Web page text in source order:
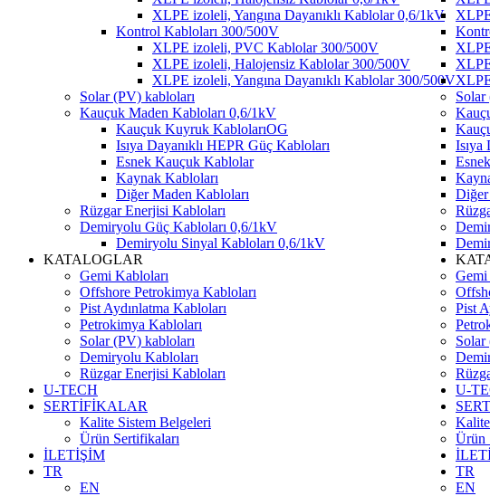
XLPE izoleli, Yangına Dayanıklı Kablolar 0,6/1kV
Kontrol Kabloları 300/500V
XLPE izoleli, PVC Kablolar 300/500V
XLPE izoleli, Halojensiz Kablolar 300/500V
XLPE izoleli, Yangına Dayanıklı Kablolar 300/500V
Solar (PV) kabloları
Kauçuk Maden Kabloları 0,6/1kV
Kauçuk Kuyruk KablolarıOG
Isıya Dayanıklı HEPR Güç Kabloları
Esnek Kauçuk Kablolar
Kaynak Kabloları
Diğer Maden Kabloları
Rüzgar Enerjisi Kabloları
Demiryolu Güç Kabloları 0,6/1kV
Demiryolu Sinyal Kabloları 0,6/1kV
KATALOGLAR
Gemi Kabloları
Offshore Petrokimya Kabloları
Pist Aydınlatma Kabloları
Petrokimya Kabloları
Solar (PV) kabloları
Demiryolu Kabloları
Rüzgar Enerjisi Kabloları
U-TECH
SERTİFİKALAR
Kalite Sistem Belgeleri
Ürün Sertifikaları
İLETİŞİM
TR
EN
Solar
Isıya
Diğer
Gemi
Pist
Solar
U-
Ürün
TR
EN